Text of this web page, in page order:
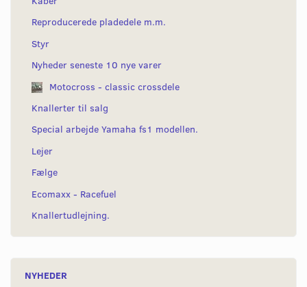
Reproducerede pladedele m.m.
Styr
Nyheder seneste 10 nye varer
Motocross - classic crossdele
Knallerter til salg
Special arbejde Yamaha fs1 modellen.
Lejer
Fælge
Ecomaxx - Racefuel
Knallertudlejning.
NYHEDER